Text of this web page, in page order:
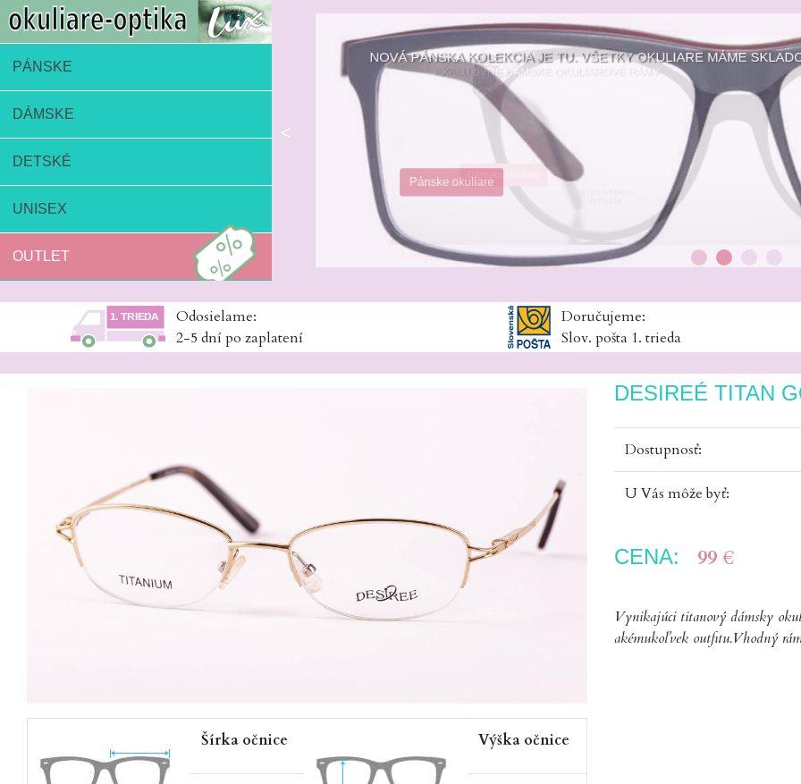
PÁNSKE
DÁMSKE
DETSKÉ
UNISEX
OUTLET
<
NOVÁ PÁNSKA KOLEKCIA JE TU. VŠETKY OKULIARE MÁME
Pánske okuliare
Odosielame:
2-5 dní po zaplatení
Doručujeme:
Slov. pošta 1. trieda
Šírka očnice Výška očnice
DESIREÉ TITAN
Dostupnosť:
U Vás môže byť:
CENA: 99 €
Vynikajúci titanový dámsky
akémukoľvek outfitu.Vhodný